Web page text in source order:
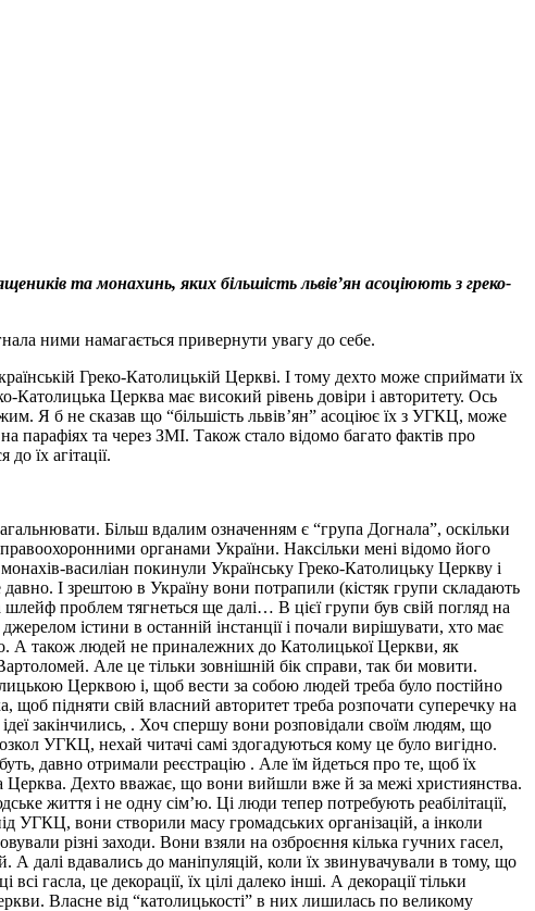
та монахинь, яких більшість львів’ян асоціюють з греко-
ними намагається привернути увагу до себе.
Греко-Католицькій Церкві. І тому дехто може сприймати їх
Католицька Церква має високий рівень довіри і авторитету. Ось
Я б не сказав що “більшість львів’ян” асоціює їх з УГКЦ, може
парафіях та через ЗМІ. Також стало відомо багато фактів про
їх агітації.
Більш вдалим означенням є “група Догнала”, оскільки
органами України. Наксільки мені відомо його
василіан покинули Українську Греко-Католицьку Церкву і
І зрештою в Україну вони потрапили (кістяк групи складають
проблем тягнеться ще далі… В цієї групи був свій погляд на
істини в останній інстанції і почали вирішувати, хто має
А також людей не приналежних до Католицької Церкви, як
Але це тільки зовнішній бік справи, так би мовити.
Церквою і, щоб вести за собою людей треба було постійно
підняти свій власний авторитет треба розпочати суперечку на
закінчились, . Хоч спершу вони розповідали своїм людям, що
УГКЦ, нехай читачі самі здогадуються кому це було вигідно.
давно отримали реєстрацію . Але їм йдеться про те, щоб їх
Церква. Дехто вважає, що вони вийшли вже й за межі християнства.
життя і не одну сім’ю. Ці люди тепер потребують реабілітації,
УГКЦ, вони створили масу громадських організацій, а інколи
різні заходи. Вони взяли на озброєння кілька гучних гасел,
А далі вдавались до маніпуляцій, коли їх звинувачували в тому, що
гасла, це декорації, їх цілі далеко інші. А декорації тільки
Власне від “католицькості” в них лишилась по великому